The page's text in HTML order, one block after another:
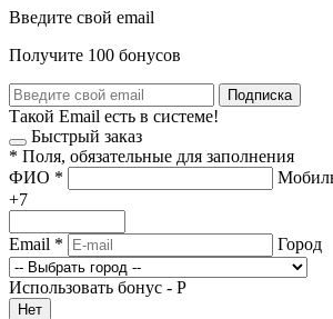
Введите свой email
Получите 100 бонусов
Подписка
Такой Email есть в системе!
Быстрый заказ
* Поля, обязательные для заполнения
ФИО *
+7
Email * Город
Использовать бонус - Р
Нет